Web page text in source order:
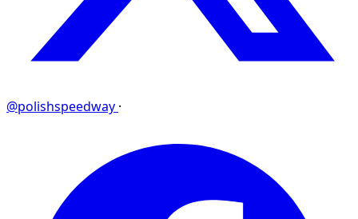
@polishspeedway ·